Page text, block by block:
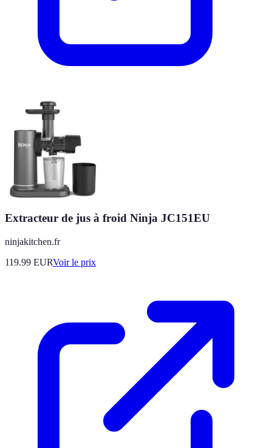
Extracteur de jus à froid Ninja JC151EU
ninjakitchen.fr
119.99 EURVoir le prix